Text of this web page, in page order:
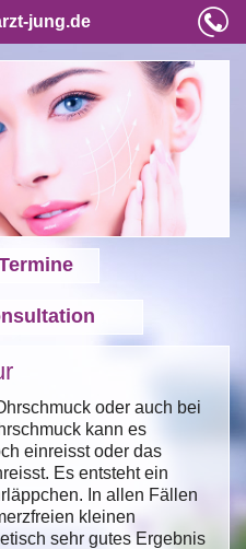
jung.de
oder auch bei
kann es
einreisst oder das
Es entsteht ein
In allen Fällen
kleinen
sehr gutes Ergebnis